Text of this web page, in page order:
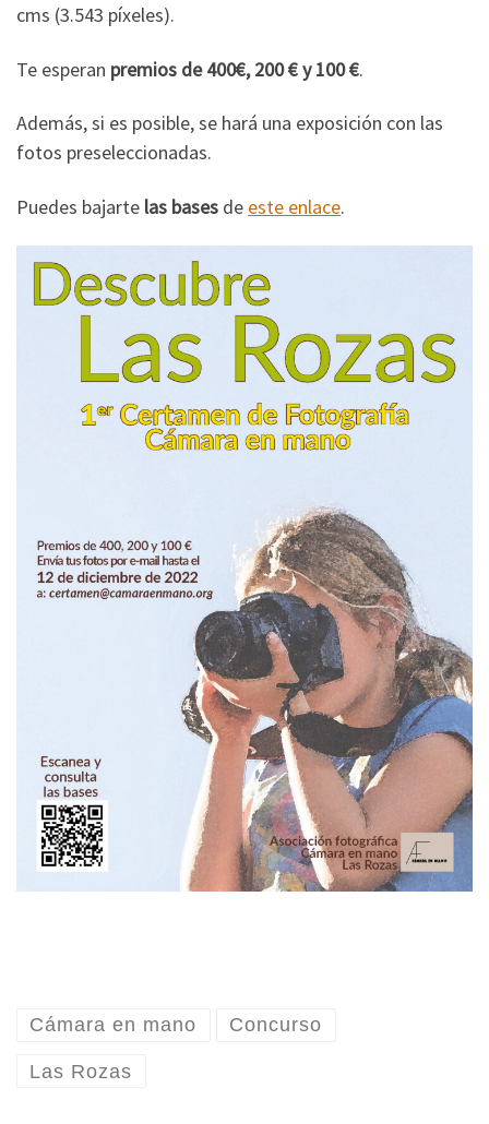
cms (3.543 píxeles).
Te esperan premios de 400€, 200 € y 100 €.
Además, si es posible, se hará una exposición con las
fotos preseleccionadas.
Puedes bajarte las bases de este enlace.
Cámara en mano Concurso
Las Rozas